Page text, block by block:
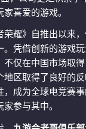
喜爱的游戏。
荣耀》自推出以来
。凭借创新的游戏
不仅在中国市场取
地区取得了良好的
，成为全球电竞赛
参与其中。